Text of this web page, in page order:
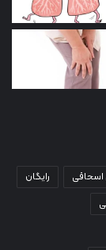
اسحاقی
رایگان